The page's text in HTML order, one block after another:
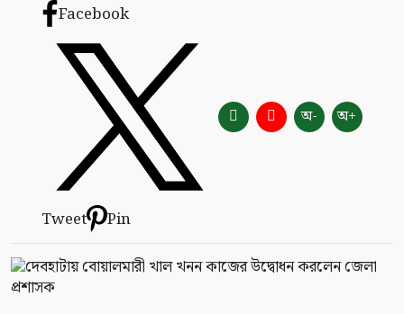
Facebook
Tweet Pin
অ- অ+